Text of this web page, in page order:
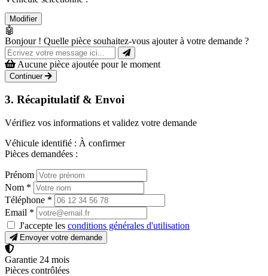
Modifier
🤖
Bonjour ! Quelle pièce souhaitez-vous ajouter à votre demande ?
Aucune pièce ajoutée pour le moment
Continuer
3. Récapitulatif & Envoi
Vérifiez vos informations et validez votre demande
Véhicule identifié : À confirmer
Pièces demandées :
Prénom
Nom *
Téléphone *
Email *
J'accepte les conditions générales d'utilisation
Envoyer votre demande
Garantie 24 mois
Pièces contrôlées